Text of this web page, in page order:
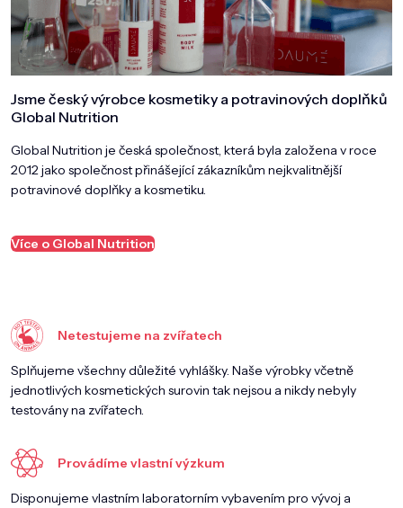
DOMÁCNOST
ZNAČKY
BLOG
Jsme český výrobce kosmetiky a potravinových doplňků
Global Nutrition
Global Nutrition je česká společnost, která byla založena v roce
2012 jako společnost přinášející zákazníkům nejkvalitnější
potravinové doplňky a kosmetiku.
Více o Global Nutrition
Netestujeme na zvířatech
Splňujeme všechny důležité vyhlášky. Naše výrobky včetně
jednotlivých kosmetických surovin tak nejsou a nikdy nebyly
testovány na zvířatech.
Provádíme vlastní výzkum
Disponujeme vlastním laboratorním vybavením pro vývoj a